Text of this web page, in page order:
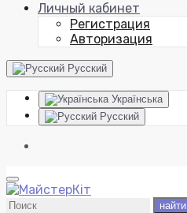
Личный кабинет
Регистрация
Авторизация
Русский
Українська
Русский
найти